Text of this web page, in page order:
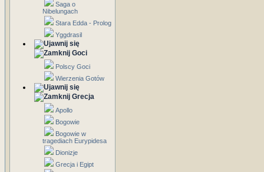
Saga o
Nibelungach
Stara Edda - Prolog
Yggdrasil
Goci
Polscy Goci
Wierzenia Gotów
Grecja
Apollo
Bogowie
Bogowie w
tragediach Eurypidesa
Dionizje
Grecja i Egipt